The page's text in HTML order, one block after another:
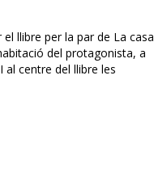
llibre per la par de La casa
del protagonista, a
al centre del llibre les